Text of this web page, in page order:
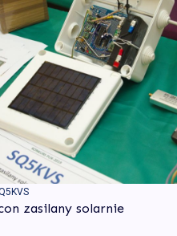
zasilany solarnie